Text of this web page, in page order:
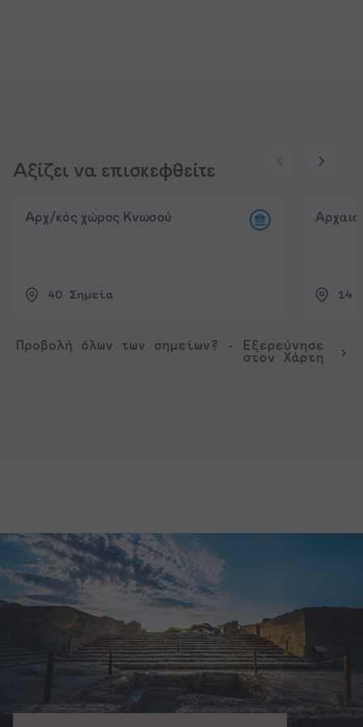
Αξίζει να επισκεφθείτε
Αρχ/κός χώρος Κνωσού
40 Σημεία 14
Προβολή όλων των σημείων? - Εξερεύνησε
στον Χάρτη